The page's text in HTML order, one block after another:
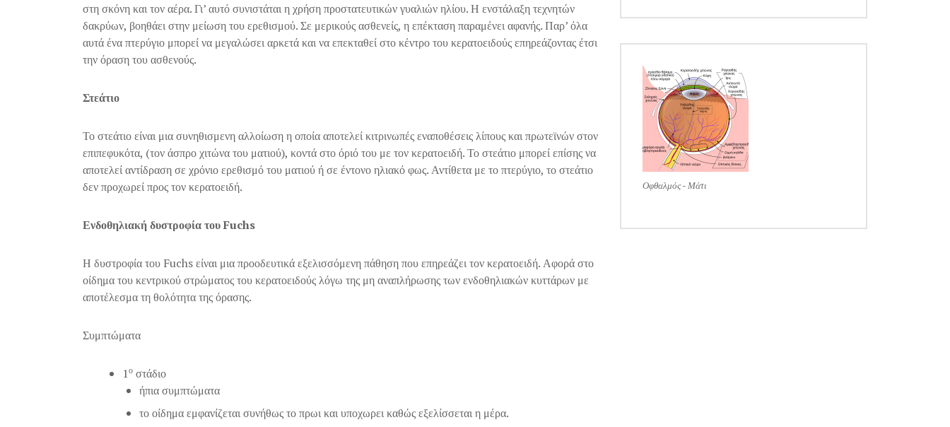
στη σκόνη και τον αέρα. Γι’ αυτό συνιστάται η χρήση προστατευτικών γυαλιών ηλίου. Η ενστάλαξη τεχνητών
δακρύων, βοηθάει στην μείωση του ερεθισμού. Σε μερικούς ασθενείς, η επέκταση παραμένει αφανής. Παρ’ όλα
αυτά ένα πτερύγιο μπορεί να μεγαλώσει αρκετά και να επεκταθεί στο κέντρο του κερατοειδούς επηρεάζοντας έτσι
την όραση του ασθενούς.
Στεάτιο
Το στεάτιο είναι μια συνηθισμενη αλλοίωση η οποία αποτελεί κιτρινωπές εναποθέσεις λίπους και πρωτεϊνών στον
επιπεφυκότα, (τον άσπρο χιτώνα του ματιού), κοντά στο όριό του με τον κερατοειδή. Το στεάτιο μπορεί επίσης να
αποτελεί αντίδραση σε χρόνιο ερεθισμό του ματιού ή σε έντονο ηλιακό φως. Αντίθετα με το πτερύγιο, το στεάτιο
δεν προχωρεί προς τον κερατοειδή.
Ενδοθηλιακή δυστροφία του Fuchs
Η δυστροφία του Fuchs είναι μια προοδευτικά εξελισσόμενη πάθηση που επηρεάζει τον κερατοειδή. Αφορά στο
οίδημα του κεντρικού στρώματος του κερατοειδούς λόγω της μη αναπλήρωσης των ενδοθηλιακών κυττάρων με
αποτέλεσμα τη θολότητα της όρασης.
Συμπτώματα
1ο στάδιο
ήπια συμπτώματα
το οίδημα εμφανίζεται συνήθως το πρωι και υποχωρει καθώς εξελίσσεται η μέρα.
Οφθαλμός - Μάτι